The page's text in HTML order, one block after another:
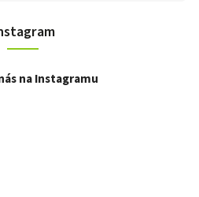
na Instagramu